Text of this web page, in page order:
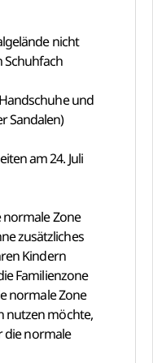
nicht
Schuhfach
und
Sandalen)
am 24. Juli
Zone
zusätzliches
Kindern
Familienzone
normale Zone
nutzen möchte,
die normale